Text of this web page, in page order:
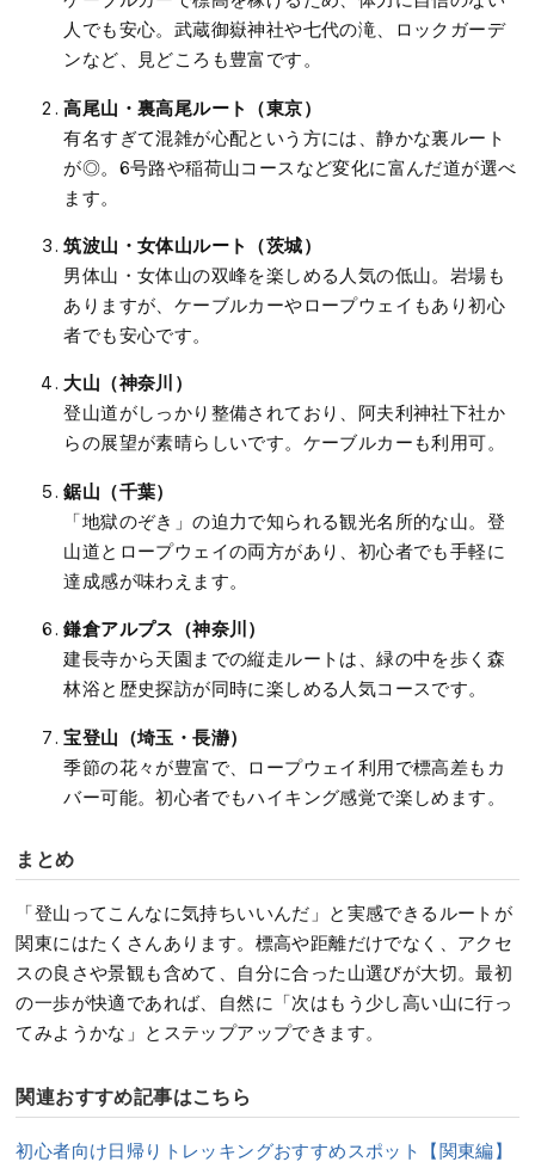
人でも安心。武蔵御嶽神社や七代の滝、ロックガーデ
ンなど、見どころも豊富です。
高尾山・裏高尾ルート（東京）
有名すぎて混雑が心配という方には、静かな裏ルート
が◎。6号路や稲荷山コースなど変化に富んだ道が選べ
ます。
筑波山・女体山ルート（茨城）
男体山・女体山の双峰を楽しめる人気の低山。岩場も
ありますが、ケーブルカーやロープウェイもあり初心
者でも安心です。
大山（神奈川）
登山道がしっかり整備されており、阿夫利神社下社か
らの展望が素晴らしいです。ケーブルカーも利用可。
鋸山（千葉）
「地獄のぞき」の迫力で知られる観光名所的な山。登
山道とロープウェイの両方があり、初心者でも手軽に
達成感が味わえます。
鎌倉アルプス（神奈川）
建長寺から天園までの縦走ルートは、緑の中を歩く森
林浴と歴史探訪が同時に楽しめる人気コースです。
宝登山（埼玉・長瀞）
季節の花々が豊富で、ロープウェイ利用で標高差もカ
バー可能。初心者でもハイキング感覚で楽しめます。
まとめ
「登山ってこんなに気持ちいいんだ」と実感できるルートが
関東にはたくさんあります。標高や距離だけでなく、アクセ
スの良さや景観も含めて、自分に合った山選びが大切。最初
の一歩が快適であれば、自然に「次はもう少し高い山に行っ
てみようかな」とステップアップできます。
関連おすすめ記事はこちら
初心者向け日帰りトレッキングおすすめスポット【関東編】